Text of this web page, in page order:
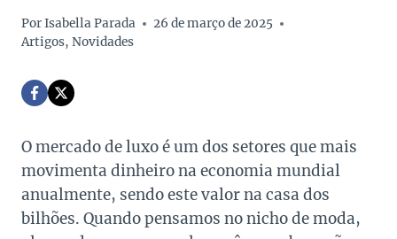
PorIsabella Parada
26 de março de 2025
Artigos, Novidades
O mercado de luxo é um dos setores que mais
movimenta dinheiro na economia mundial
anualmente, sendo este valor na casa dos
bilhões. Quando pensamos no nicho de moda,